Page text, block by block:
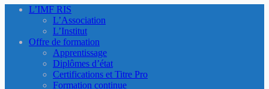
L’IMF RIS
L’Association
L’Institut
Offre de formation
Apprentissage
Diplômes d’état
Certifications et Titre Pro
Formation continue